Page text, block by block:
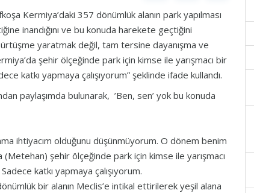
Kermiya’daki 357 dönümlük alanın park yapılması
inandığını ve bu konuda harekete geçtiğini
yaratmak değil, tam tersine dayanışma ve
şehir ölçeğinde park için kimse ile yarışmacı bir
katkı yapmaya çalışıyorum” şeklinde ifade kullandı.
paylaşımda bulunarak, ’Ben, sen’ yok bu konuda
ihtiyacım olduğunu düşünmüyorum. O dönem benim
(Metehan) şehir ölçeğinde park için kimse ile yarışmacı
katkı yapmaya çalışıyorum.
bir alanın Meclis’e intikal ettirilerek yeşil alana